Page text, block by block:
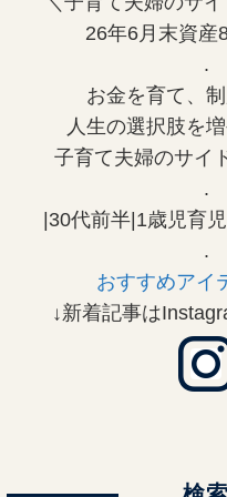
26年6月末資産
.
お金を育て、制
人生の選択肢を
子育て夫婦のサイ
.
|30代前半|1歳児育
.
おすすめアイ
↓新着記事は